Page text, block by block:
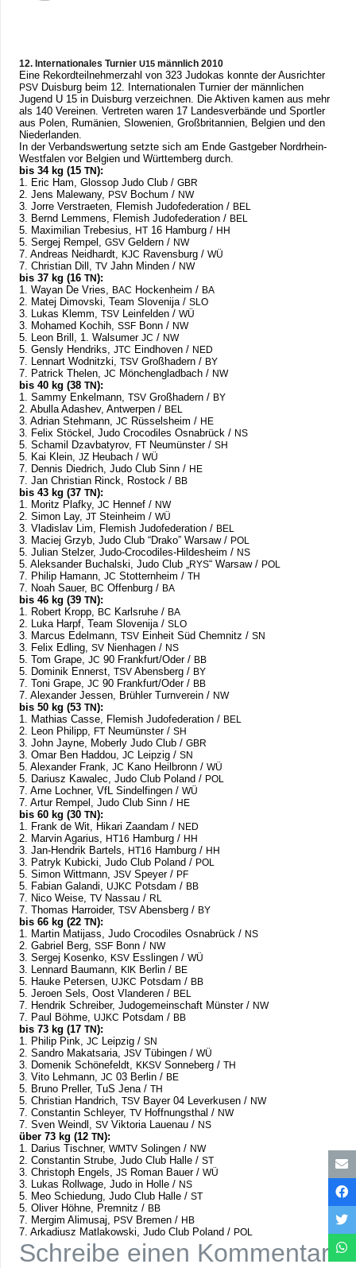
12. Inter­na­tio­na­les Tur­nier U15 männ­lich 2010
Eine Rekord­teil­neh­mer­zahl von 323 Judo­kas konnte der Aus­rich­ter
PSV Duis­burg beim 12. Inter­na­tio­na­len Tur­nier der männ­li­chen
Jugend U 15 in Duis­burg ver­zeich­nen. Die Akti­ven kamen aus mehr
als 140 Ver­ei­nen. Ver­tre­ten waren 17 Lan­des­ver­bände und Sport­ler
aus Polen, Rumä­nien, Slo­we­nien, Groß­bri­tan­nien, Bel­gien und den
Niederlanden.
In der Ver­bands­wer­tung setzte sich am Ende Gast­ge­ber Nord­rhein-
West­fa­len vor Bel­gien und Würt­tem­berg durch.
bis 34 kg (15 TN):
1. Eric Ham, Glos­sop Judo Club /​ GBR
2. Jens Male­wany, PSV Bochum /​ NW
3. Jorre Ver­strae­ten, Fle­mish Judo­fe­de­ra­tion /​ BEL
3. Bernd Lem­mens, Fle­mish Judo­fe­de­ra­tion /​ BEL
5. Maxi­mi­lian Tre­be­sius, HT 16 Ham­burg /​ HH
5. Ser­gej Rem­pel, GSV Gel­dern /​ NW
7. Andreas Neid­hardt, KJC Ravens­burg /​ WÜ
7. Chris­tian Dill, TV Jahn Min­den /​ NW
bis 37 kg (16 TN):
1. Wayan De Vries, BAC Hocken­heim /​ BA
2. Matej Dimov­ski, Team Slove­nija /​ SLO
3. Lukas Klemm, TSV Lein­fel­den /​ WÜ
3. Moha­med Kochih, SSF Bonn /​ NW
5. Leon Brill, 1. Wal­su­mer JC /​ NW
5. Gensly Hen­driks, JTC Eind­ho­ven /​ NED
7. Lenn­art Wod­nitzki, TSV Groß­ha­dern /​ BY
7. Patrick The­len, JC Mön­chen­glad­bach /​ NW
bis 40 kg (38 TN):
1. Sammy Enkel­mann, TSV Groß­ha­dern /​ BY
2. Abulla Ada­shev, Ant­wer­pen /​ BEL
3. Adrian Steh­mann, JC Rüs­sels­heim /​ HE
3. Felix Stö­ckel, Judo Cro­co­di­les Osna­brück /​ NS
5. Scha­mil Dzav­ba­ty­rov, FT Neu­müns­ter /​ SH
5. Kai Klein, JZ Heu­bach /​ WÜ
7. Den­nis Died­rich, Judo Club Sinn /​ HE
7. Jan Chris­tian Rinck, Ros­tock /​ BB
bis 43 kg (37 TN):
1. Moritz Plafky, JC Hennef /​ NW
2. Simon Lay, JT Stein­heim /​ WÜ
3. Vla­dis­lav Lim, Fle­mish Judo­fe­de­ra­tion /​ BEL
3. Maciej Grzyb, Judo Club “Drako” War­saw /​ POL
5. Julian Stel­zer, Judo-Cro­co­di­les-Hil­des­heim /​ NS
5. Alek­san­der Buch­al­ski, Judo Club „RYS“ War­saw /​ POL
7. Philip Hamann, JC Stot­tern­heim /​ TH
7. Noah Sauer, BC Offen­burg /​ BA
bis 46 kg (39 TN):
1. Robert Kropp, BC Karls­ruhe /​ BA
2. Luka Harpf, Team Slove­nija /​ SLO
3. Mar­cus Edel­mann, TSV Ein­heit Süd Chem­nitz /​ SN
3. Felix Edling, SV Nien­ha­gen /​ NS
5. Tom Grape, JC 90 Frankfurt/​Oder /​ BB
5. Domi­nik Ennerst, TSV Abens­berg /​ BY
7. Toni Grape, JC 90 Frankfurt/​Oder /​ BB
7. Alex­an­der Jes­sen, Brüh­ler Turn­ver­ein /​ NW
bis 50 kg (53 TN):
1. Mathias Casse, Fle­mish Judo­fe­de­ra­tion /​ BEL
2. Leon Phil­ipp, FT Neu­müns­ter /​ SH
3. John Jayne, Moberly Judo Club /​ GBR
3. Omar Ben Had­dou, JC Leip­zig /​ SN
5. Alex­an­der Frank, JC Kano Heil­bronn /​ WÜ
5. Dari­usz Kawalec, Judo Club Pol­and /​ POL
7. Arne Loch­ner, VfL Sin­del­fin­gen /​ WÜ
7. Artur Rem­pel, Judo Club Sinn /​ HE
bis 60 kg (30 TN):
1. Frank de Wit, Hikari Zaan­dam /​ NED
2. Mar­vin Aga­rius, HT16 Ham­burg /​ HH
3. Jan-Hen­drik Bartels, HT16 Ham­burg /​ HH
3. Patryk Kubicki, Judo Club Pol­and /​ POL
5. Simon Witt­mann, JSV Speyer /​ PF
5. Fabian Galandi, UJKC Pots­dam /​ BB
7. Nico Weise, TV Nas­sau /​ RL
7. Tho­mas Har­ro­ider, TSV Abens­berg /​ BY
bis 66 kg (22 TN):
1. Mar­tin Mati­jass, Judo Cro­co­di­les Osna­brück /​ NS
2. Gabriel Berg, SSF Bonn /​ NW
3. Ser­gej Kosenko, KSV Ess­lin­gen /​ WÜ
3. Len­nard Bau­mann, KIK Ber­lin /​ BE
5. Hauke Peter­sen, UJKC Pots­dam /​ BB
5. Jeroen Sels, Oost Vlan­de­ren /​ BEL
7. Hen­drik Schrei­ber, Judo­ge­mein­schaft Müns­ter /​ NW
7. Paul Böhme, UJKC Pots­dam /​ BB
bis 73 kg (17 TN):
1. Philip Pink, JC Leip­zig /​ SN
2. San­dro Makat­saria, JSV Tübin­gen /​ WÜ
3. Dome­nik Schö­ne­feldt, KKSV Son­ne­berg /​ TH
3. Vito Leh­mann, JC 03 Ber­lin /​ BE
5. Bruno Prel­ler, TuS Jena /​ TH
5. Chris­tian Hand­rich, TSV Bayer 04 Lever­ku­sen /​ NW
7. Con­stan­tin Schleyer, TV Hoff­nungs­thal /​ NW
7. Sven Weindl, SV Vik­to­ria Lau­enau /​ NS
über 73 kg (12 TN):
1. Darius Tisch­ner, WMTV Solin­gen /​ NW
2. Con­stan­tin Strube, Judo Club Halle /​ ST
3. Chris­toph Engels, JS Roman Bauer /​ WÜ
3. Lukas Roll­wage, Judo in Holle /​ NS
5. Meo Schie­dung, Judo Club Halle /​ ST
5. Oli­ver Höhne, Prem­nitz /​ BB
7. Mer­gim Ali­musaj, PSV Bre­men /​ HB
7. Arka­di­usz Mat­la­kow­ski, Judo Club Pol­and /​ POL
Schreibe einen Kommentar